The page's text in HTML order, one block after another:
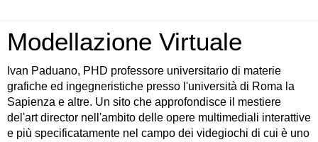
Modellazione Virtuale
Ivan Paduano, PHD professore universitario di materie
grafiche ed ingegneristiche presso l'università di Roma la
Sapienza e altre. Un sito che approfondisce il mestiere
del'art director nell'ambito delle opere multimediali interattive
e più specificatamente nel campo dei videgiochi di cui è uno